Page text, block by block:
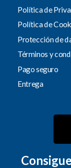
Política de
Política de
Protección de
Términos y
Pago seguro
Entrega